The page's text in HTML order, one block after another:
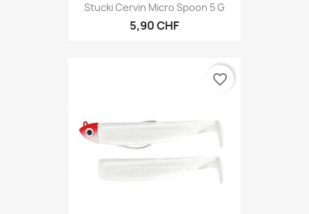
Stucki Cervin Micro Spoon 5 G
5,90 CHF
favorite_border